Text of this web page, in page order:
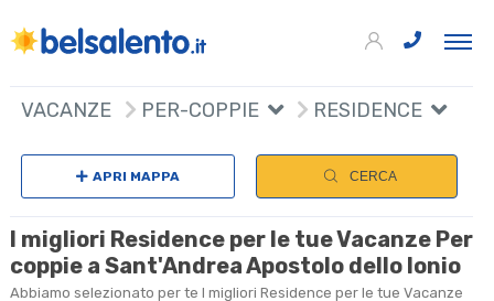
VACANZE PER-COPPIE RESIDENCE
APRI MAPPA CERCA
I migliori Residence per le tue Vacanze Per
coppie a Sant'Andrea Apostolo dello Ionio
Abbiamo selezionato per te I migliori Residence per le tue Vacanze